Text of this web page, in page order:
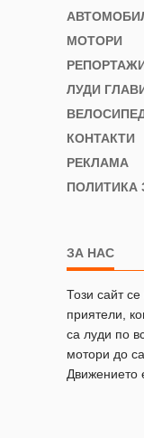
МОТОРИ
ЛУДИ
КОНТАКТИ
РЕКЛАМА
ПОЛИТИКА
ЗА НАС
Този сайт
приятели,
са луди по
мотори до
Движението